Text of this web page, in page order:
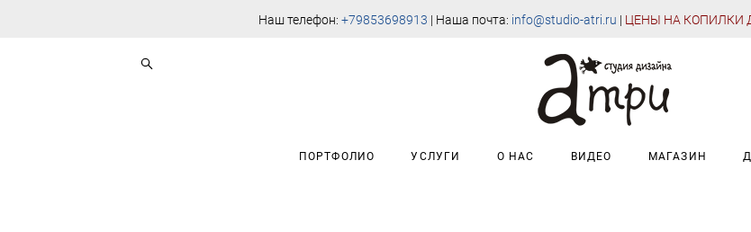
Наш телефон:+79853698913 | Наша почта: info@studio-atri.ru | ЦЕНЫ НА КОПИЛКИ
ПОРТФОЛИО УСЛУГИ О НАС ВИДЕО МАГАЗИН